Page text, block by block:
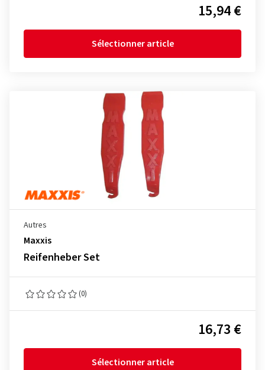
15,94 €
Sélectionner article
Autres
Maxxis
Reifenheber Set
(0)
16,73 €
Sélectionner article